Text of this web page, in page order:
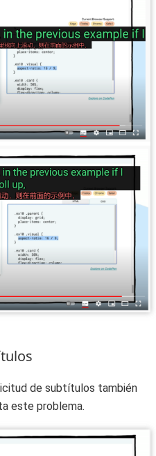
de subtítulos también
este problema.